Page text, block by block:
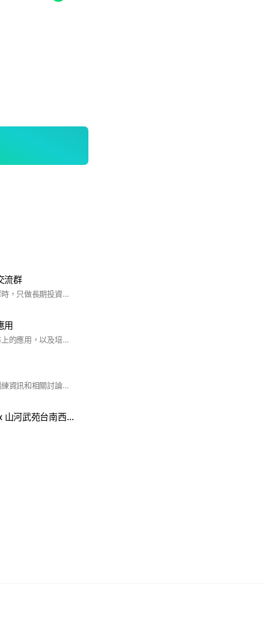
流群
這是一個不選股、不擇時，只做長期投資的投資社群。
用
研究開發無人機在民防上的應用，以及培養飛手人才 #自訓團 #無人機
一個用來發布課程及訓練資訊和相關討論的社群
大加蚋精武體育會 x 山河武苑台南西門館